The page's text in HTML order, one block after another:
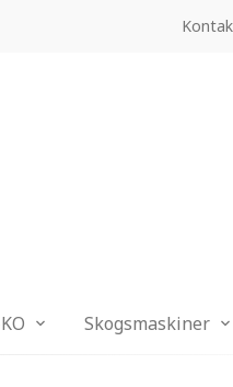
Skogsmaskiner